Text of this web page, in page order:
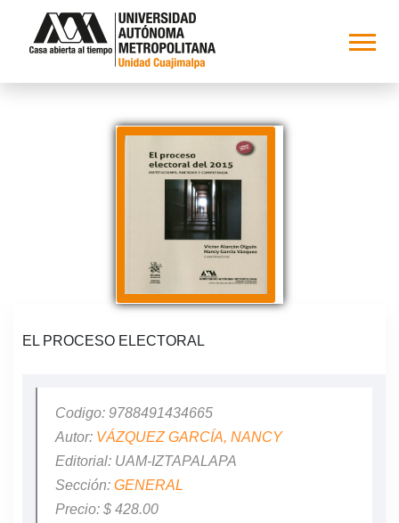
EL PROCESO ELECTORAL
Codigo: 9788491434665
Autor: VÁZQUEZ GARCÍA, NANCY
Editorial: UAM-IZTAPALAPA
Sección: GENERAL
Precio: $ 428.00